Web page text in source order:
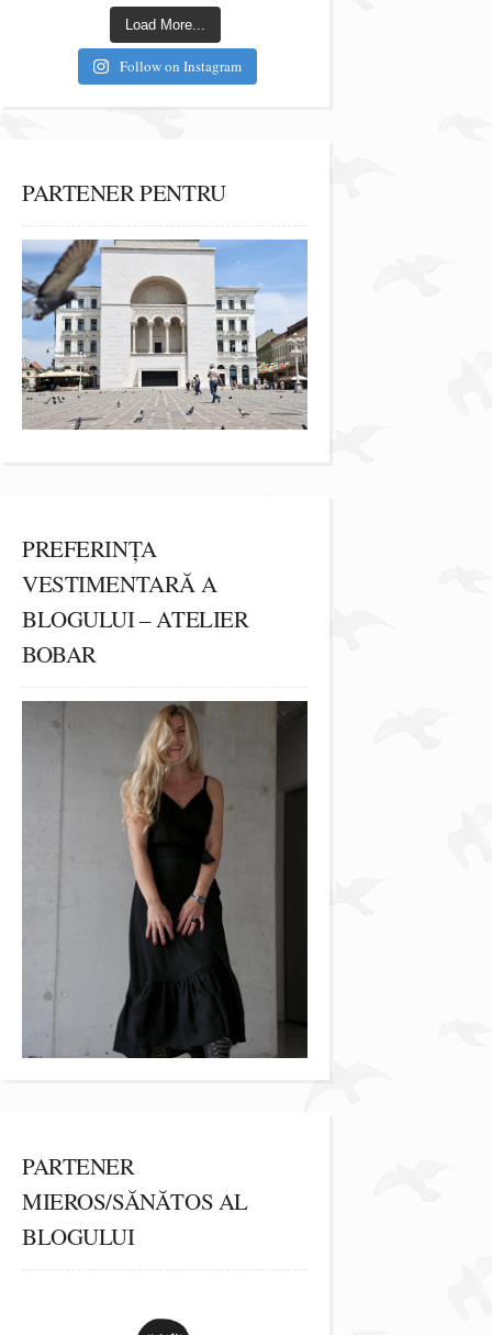
Load More...
Follow on Instagram
PARTENER PENTRU
PREFERINȚA
VESTIMENTARĂ A
BLOGULUI – ATELIER
BOBAR
PARTENER
MIEROS/SĂNĂTOS AL
BLOGULUI